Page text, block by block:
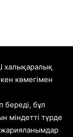
халықаралық
көмегімен
бұл
міндетті түрде
жарияланымдар